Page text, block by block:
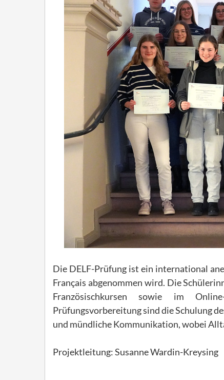
Die DELF-Prüfung ist ein international
Français abgenommen wird. Die
Französischkursen sowie im
Prüfungsvorbereitung sind die Schulung
und mündliche Kommunikation, wobei
Projektleitung: Susanne Wardin-Kreysing